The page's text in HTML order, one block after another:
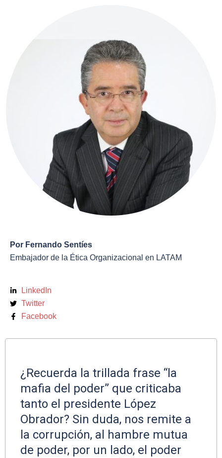
Por Fernando Sentíes
Embajador de la Ética Organizacional en LATAM
LinkedIn
Twitter
Facebook
¿Recuerda la trillada frase “la
mafia del poder” que criticaba
tanto el presidente López
Obrador? Sin duda, nos remite a
la corrupción, al hambre mutua
de poder, por un lado, el poder